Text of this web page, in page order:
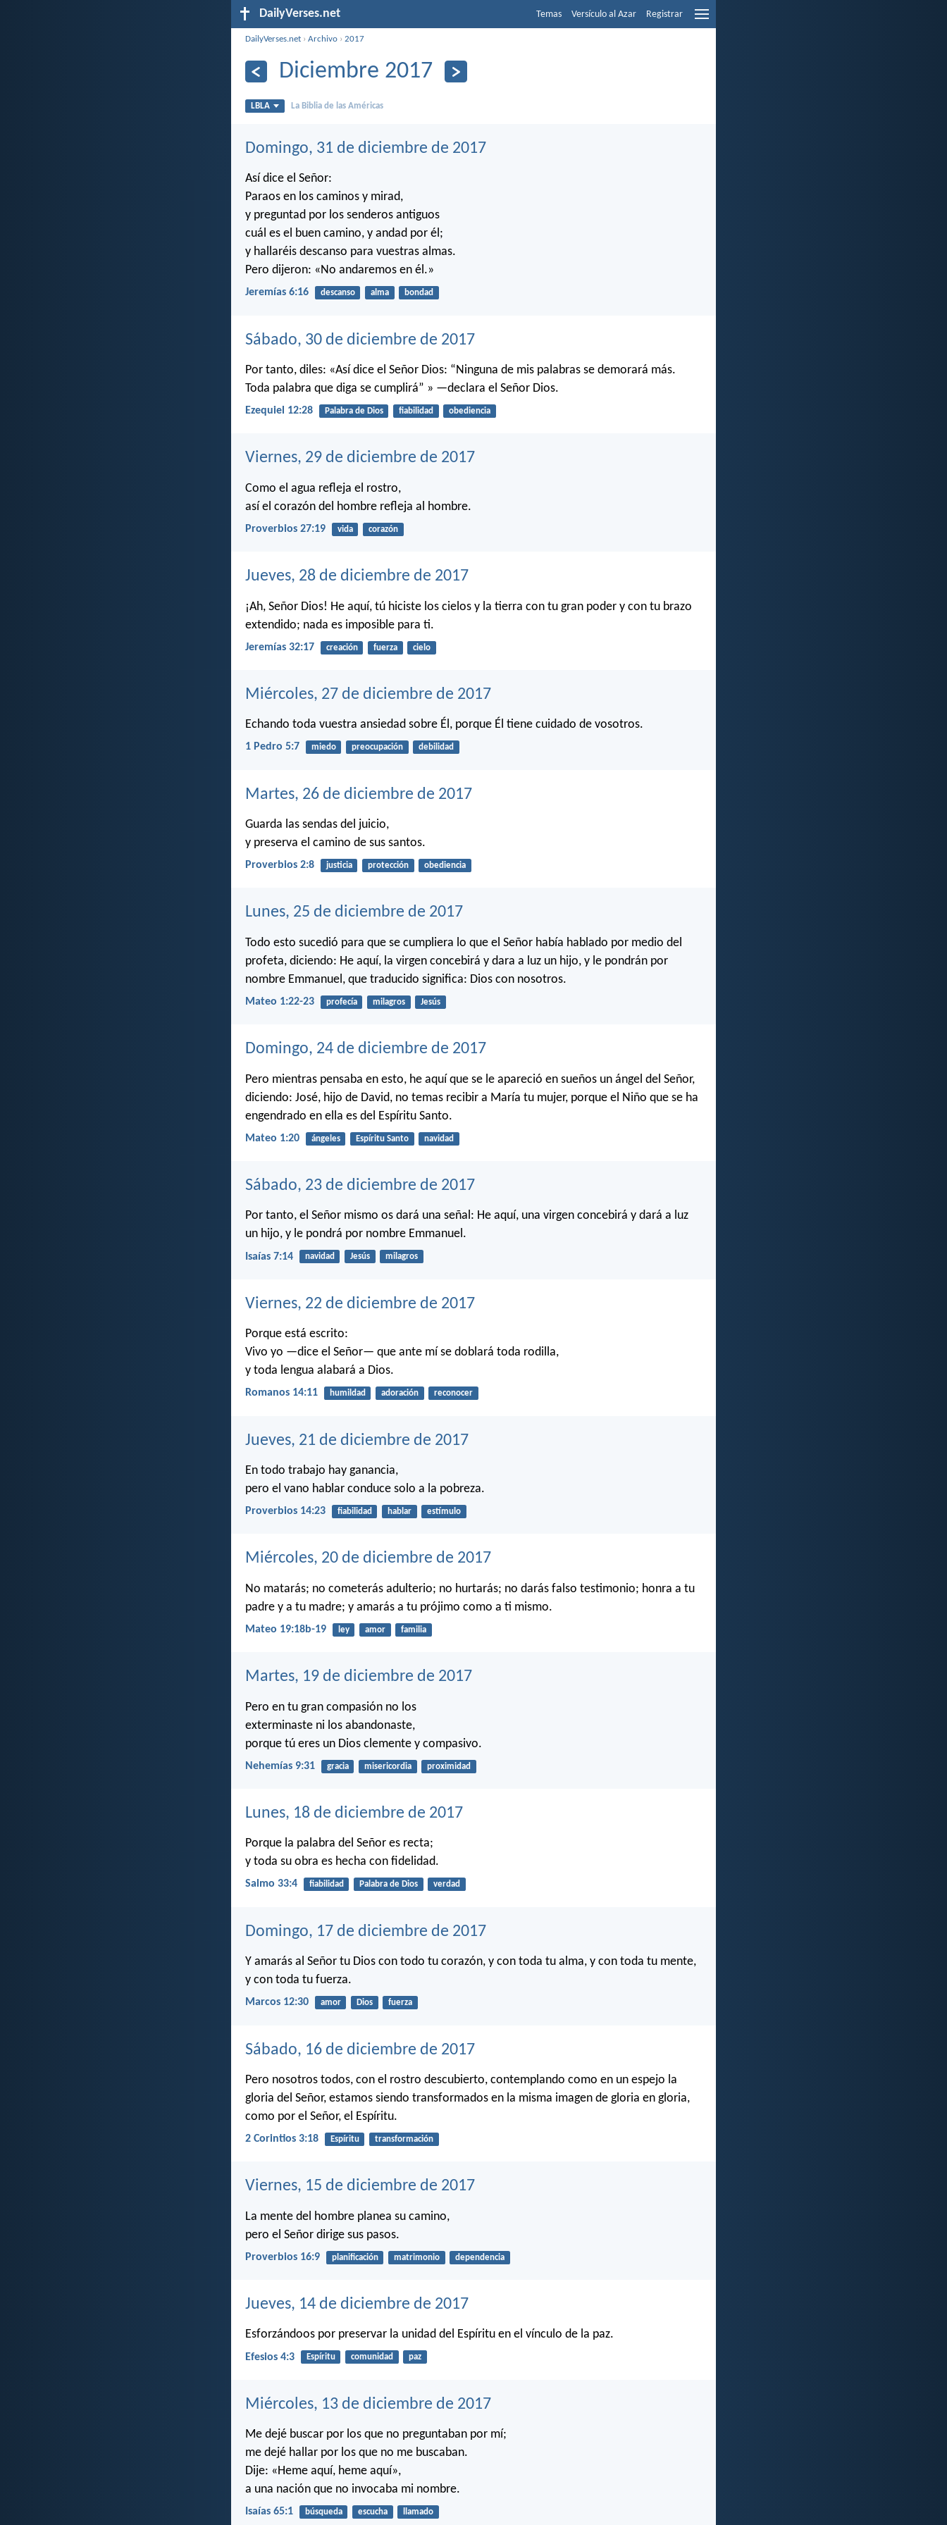
DailyVerses.net Temas Versículo al Azar Registrar
DailyVerses.net ›Archivo ›2017
Diciembre 2017
LBLA La Biblia de las Américas
Domingo, 31 de diciembre de 2017
Así dice el Señor:
Paraos en los caminos y mirad,
y preguntad por los senderos antiguos
cuál es el buen camino, y andad por él;
y hallaréis descanso para vuestras almas.
Pero dijeron: «No andaremos en él.»
Jeremías 6:16 descanso alma bondad
Sábado, 30 de diciembre de 2017
Por tanto, diles: «Así dice el Señor Dios: “Ninguna de mis palabras se demorará más.
Toda palabra que diga se cumplirá” » —declara el Señor Dios.
Ezequiel 12:28 Palabra de Dios fiabilidad obediencia
Viernes, 29 de diciembre de 2017
Como el agua refleja el rostro,
así el corazón del hombre refleja al hombre.
Proverbios 27:19 vida corazón
Jueves, 28 de diciembre de 2017
¡Ah, Señor Dios! He aquí, tú hiciste los cielos y la tierra con tu gran poder y con tu brazo
extendido; nada es imposible para ti.
Jeremías 32:17 creación fuerza cielo
Miércoles, 27 de diciembre de 2017
Echando toda vuestra ansiedad sobre Él, porque Él tiene cuidado de vosotros.
1 Pedro 5:7 miedo preocupación debilidad
Martes, 26 de diciembre de 2017
Guarda las sendas del juicio,
y preserva el camino de sus santos.
Proverbios 2:8 justicia protección obediencia
Lunes, 25 de diciembre de 2017
Todo esto sucedió para que se cumpliera lo que el Señor había hablado por medio del
profeta, diciendo: He aquí, la virgen concebirá y dara a luz un hijo, y le pondrán por
nombre Emmanuel, que traducido significa: Dios con nosotros.
Mateo 1:22-23 profecía milagros Jesús
Domingo, 24 de diciembre de 2017
Pero mientras pensaba en esto, he aquí que se le apareció en sueños un ángel del Señor,
diciendo: José, hijo de David, no temas recibir a María tu mujer, porque el Niño que se ha
engendrado en ella es del Espíritu Santo.
Mateo 1:20 ángeles Espíritu Santo navidad
Sábado, 23 de diciembre de 2017
Por tanto, el Señor mismo os dará una señal: He aquí, una virgen concebirá y dará a luz
un hijo, y le pondrá por nombre Emmanuel.
Isaías 7:14 navidad Jesús milagros
Viernes, 22 de diciembre de 2017
Porque está escrito:
Vivo yo —dice el Señor— que ante mí se doblará toda rodilla,
y toda lengua alabará a Dios.
Romanos 14:11 humildad adoración reconocer
Jueves, 21 de diciembre de 2017
En todo trabajo hay ganancia,
pero el vano hablar conduce solo a la pobreza.
Proverbios 14:23 fiabilidad hablar estímulo
Miércoles, 20 de diciembre de 2017
No matarás; no cometerás adulterio; no hurtarás; no darás falso testimonio; honra a tu
padre y a tu madre; y amarás a tu prójimo como a ti mismo.
Mateo 19:18b-19 ley amor familia
Martes, 19 de diciembre de 2017
Pero en tu gran compasión no los
exterminaste ni los abandonaste,
porque tú eres un Dios clemente y compasivo.
Nehemías 9:31 gracia misericordia proximidad
Lunes, 18 de diciembre de 2017
Porque la palabra del Señor es recta;
y toda su obra es hecha con fidelidad.
Salmo 33:4 fiabilidad Palabra de Dios verdad
Domingo, 17 de diciembre de 2017
Y amarás al Señor tu Dios con todo tu corazón, y con toda tu alma, y con toda tu mente,
y con toda tu fuerza.
Marcos 12:30 amor Dios fuerza
Sábado, 16 de diciembre de 2017
Pero nosotros todos, con el rostro descubierto, contemplando como en un espejo la
gloria del Señor, estamos siendo transformados en la misma imagen de gloria en gloria,
como por el Señor, el Espíritu.
2 Corintios 3:18 Espíritu transformación
Viernes, 15 de diciembre de 2017
La mente del hombre planea su camino,
pero el Señor dirige sus pasos.
Proverbios 16:9 planificación matrimonio dependencia
Jueves, 14 de diciembre de 2017
Esforzándoos por preservar la unidad del Espíritu en el vínculo de la paz.
Efesios 4:3 Espíritu comunidad paz
Miércoles, 13 de diciembre de 2017
Me dejé buscar por los que no preguntaban por mí;
me dejé hallar por los que no me buscaban.
Dije: «Heme aquí, heme aquí»,
a una nación que no invocaba mi nombre.
Isaías 65:1 búsqueda escucha llamado